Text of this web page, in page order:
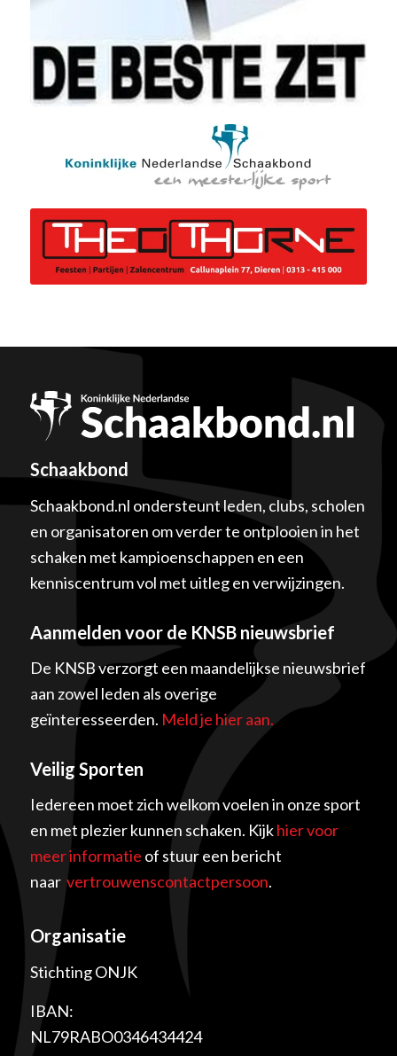
Schaakbond
Schaakbond.nl ondersteunt leden, clubs, scholen
en organisatoren om verder te ontplooien in het
schaken met kampioenschappen en een
kenniscentrum vol met uitleg en verwijzingen.
Aanmelden voor de KNSB nieuwsbrief
De KNSB verzorgt een maandelijkse nieuwsbrief
aan zowel leden als overige
geïnteresseerden. Meld je hier aan.
Veilig Sporten
Iedereen moet zich welkom voelen in onze sport
en met plezier kunnen schaken. Kijkhier voor
meer informatie of stuur een bericht
naar vertrouwenscontactpersoon.
Organisatie
Stichting ONJK
IBAN:
NL79RABO0346434424